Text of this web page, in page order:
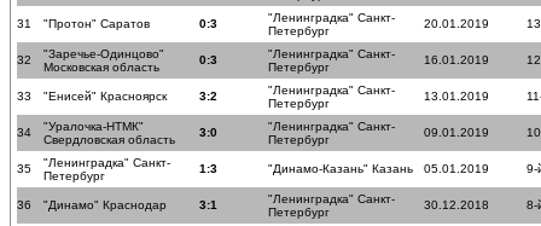
31 "Протон" Саратов 0:3
"Ленинградка" Санкт-
Петербург
20.01.2019
32
"Заречье-Одинцово"
Московская область
0:3
"Ленинградка" Санкт-
Петербург
16.01.2019
33 "Енисей" Красноярск 3:2
"Ленинградка" Санкт-
Петербург
13.01.2019
34
"Уралочка-НТМК"
Свердловская область
3:0
"Ленинградка" Санкт-
Петербург
09.01.2019
35
"Ленинградка" Санкт-
Петербург
1:3 "Динамо-Казань" Казань 05.01.2019 9-
36 "Динамо" Краснодар 3:1
"Ленинградка" Санкт-
Петербург
30.12.2018 8-